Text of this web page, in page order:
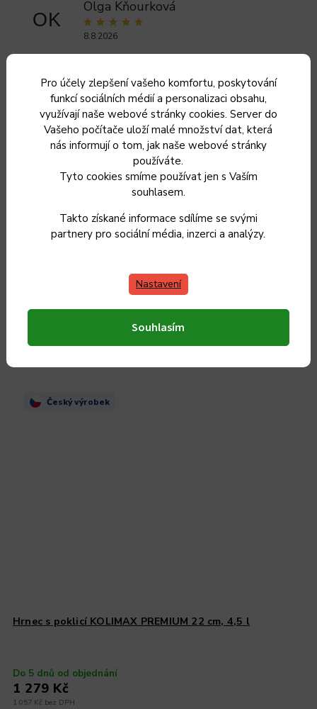
Pro účely zlepšení vašeho komfortu, poskytování
funkcí sociálních médií a personalizaci obsahu,
využívají naše webové stránky cookies. Server do
Vašeho počítače uloží malé množství dat, která
nás informují o tom, jak naše webové stránky
používáte.
Tyto cookies smíme používat jen s Vaším
souhlasem.
Takto získané informace sdílíme se svými
partnery pro sociální média, inzerci a analýzy.
Nastavení
Souhlasím
OK
Olga Kňourková
8.8.2026
ZK
Zuzana Králova
7.8.2026
Ilona Trojková
26.7.2026
LS
Lenka Skopalikova
Zobrazit další hodnocení
Související produkty
Český výrobek
Hrnec s poklicí KOLIMAX PREMIUM 22 cm, 4,5 l
Do 5 dnů od objednání
1 057 Kč bez DPH
1 279 Kč